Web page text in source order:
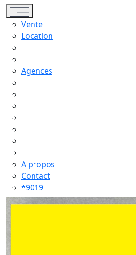
Toggle navigation
Vente
Location
Agences
A propos
Contact
*9019